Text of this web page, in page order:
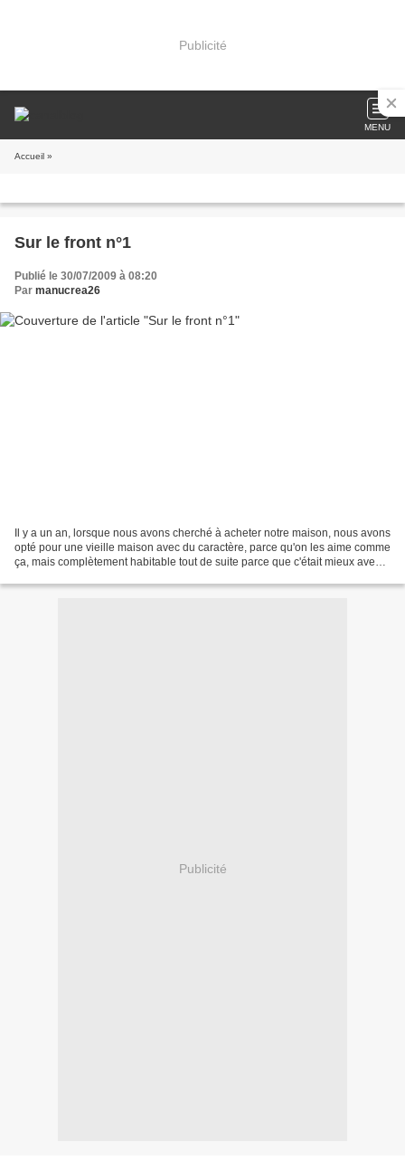
Publicité
MENU
Accueil »
Sur le front n°1
Publié le 30/07/2009 à 08:20
Par manucrea26
Il y a un an, lorsque nous avons cherché à acheter notre maison, nous avons
opté pour une vieille maison avec du caractère, parce qu'on les aime comme
ça, mais complètement habitable tout de suite parce que c'était mieux avec
Publicité